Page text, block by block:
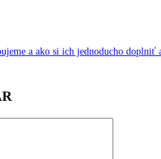
a ako si ich jednoducho doplniť